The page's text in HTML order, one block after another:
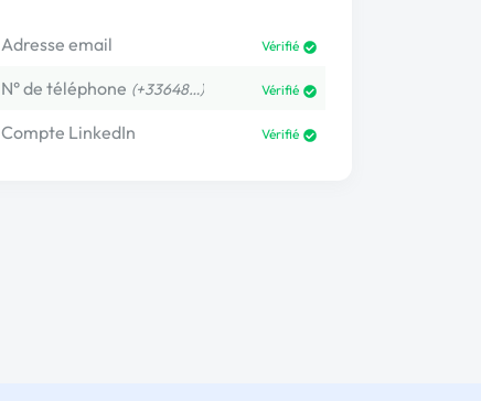
Adresse email Vérifié
N° de téléphone (+33648…) Vérifié
Compte LinkedIn Vérifié